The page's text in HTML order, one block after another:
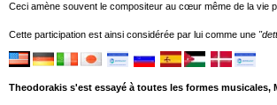
Ceci amène souvent le compositeur au cœur même de la vie
Cette participation est ainsi considérée par lui comme une
Theodorakis s'est essayé à toutes les formes